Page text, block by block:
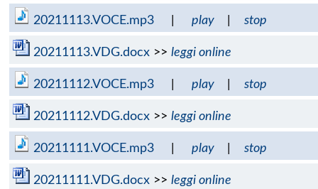
20211113.VOCE.mp3 play stop
20211113.VDG.docx >> leggi online
20211112.VOCE.mp3 play stop
20211112.VDG.docx >> leggi online
20211111.VOCE.mp3 play stop
20211111.VDG.docx >> leggi online